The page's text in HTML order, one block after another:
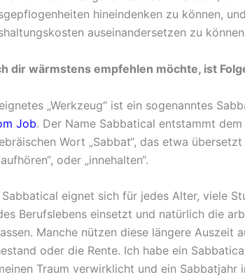
hineindenken zu können,
auseinandersetzen zu
dir wärmstens empfehlen möchte, ist
„Werkzeug“ ist ein sogenanntes
Job. Der Name Sabbatical entstammt
Wort „Sabbat“, das etwa
oder „innehalten“.
Sabbatical eignet sich für jedes Alter, viele
Berufslebens einsetzt und natürlich die
Manche nützen diese längere Auszeit
oder die Rente. Ich habe ein
Traum verwirklicht und ein Sabbatjahr